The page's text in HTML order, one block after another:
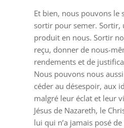
Et bien, nous pouvons le
sortir pour semer. Sortir,
produit en nous. Sortir
reçu, donner de nous-
rendements et de
Nous pouvons nous
céder au désespoir, aux
malgré leur éclat et leur
Jésus de Nazareth, le
lui qui n’a jamais posé